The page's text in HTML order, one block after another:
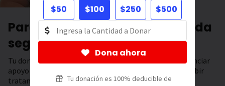
$50 $100 $250 $500
Dona ahora
Tu donación es 100% deducible de
Para acabar con el cáncer, cada
segundo cuenta.
Tu donación tiene el poder de salvar vidas. Ayuda a financiar
apoyo 24/7, hospedaje y transporte gratuitos para recibir
tratamiento.